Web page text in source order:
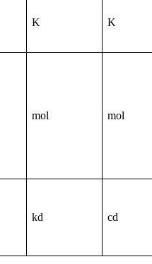
K K
mol mol
kd cd